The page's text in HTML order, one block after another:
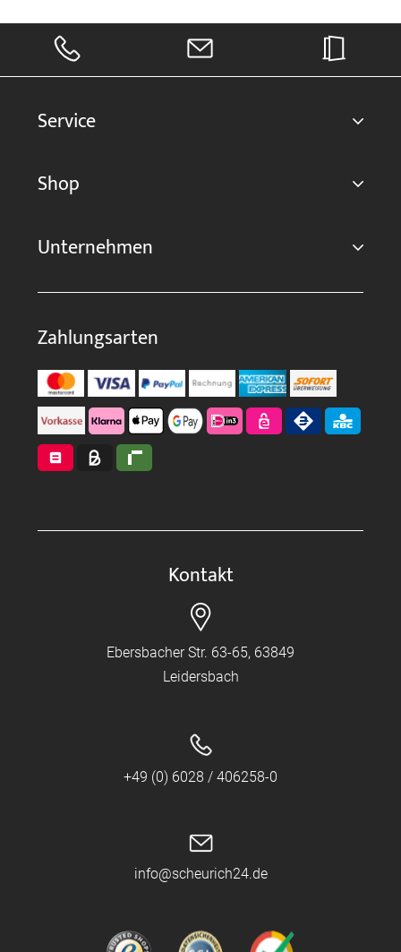
Service
Shop
Unternehmen
Zahlungsarten
Kontakt
Ebersbacher Str. 63-65, 63849
Leidersbach
+49 (0) 6028 / 406258-0
info@scheurich24.de